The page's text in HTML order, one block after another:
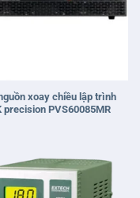
xoay chiều lập trình
precision PVS60085MR